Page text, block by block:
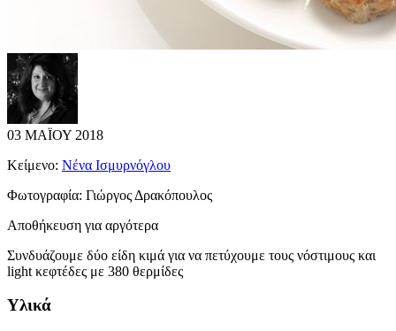
03 ΜΑΪΟΥ 2018
Κείμενο: Νένα Ισμυρνόγλου
Φωτογραφία: Γιώργος Δρακόπουλος
Αποθήκευση για αργότερα
Συνδυάζουμε δύο είδη κιμά για να πετύχουμε τους νόστιμους και
light κεφτέδες με 380 θερμίδες
Υλικά